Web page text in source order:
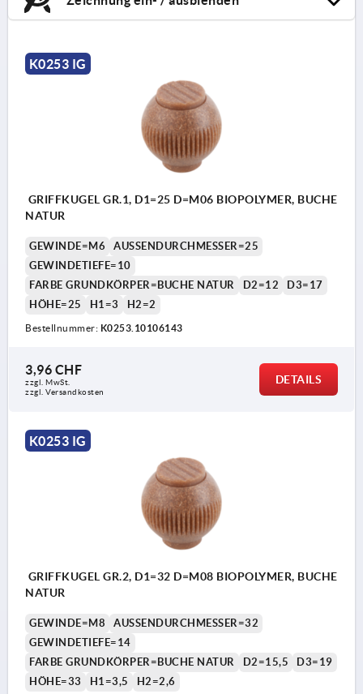
K0253 IG
GRIFFKUGEL GR.1, D1=25 D=M06 BIOPOLYMER, BUCHE
NATUR
GEWINDE=M6
AUSSENDURCHMESSER=25
GEWINDETIEFE=10
FARBE GRUNDKÖRPER=BUCHE NATUR
D2=12
D3=17
HÖHE=25
H1=3 H2=2
Bestellnummer: K0253.10106143
3,96 CHF
zzgl. MwSt.
zzgl. Versandkosten
DETAILS
K0253 IG
GRIFFKUGEL GR.2, D1=32 D=M08 BIOPOLYMER, BUCHE
NATUR
GEWINDE=M8
AUSSENDURCHMESSER=32
GEWINDETIEFE=14
FARBE GRUNDKÖRPER=BUCHE NATUR
D2=15,5
D3=19
HÖHE=33
H1=3,5 H2=2,6